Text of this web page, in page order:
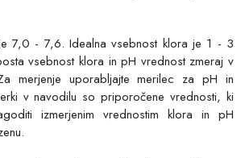
7,0 - 7,6. Idealna vsebnost klora je 1 - 3
vsebnost klora in pH vrednost zmeraj v
merjenje uporabljajte merilec za pH in
v navodilu so priporočene vrednosti, ki
izmerjenim vrednostim klora in pH